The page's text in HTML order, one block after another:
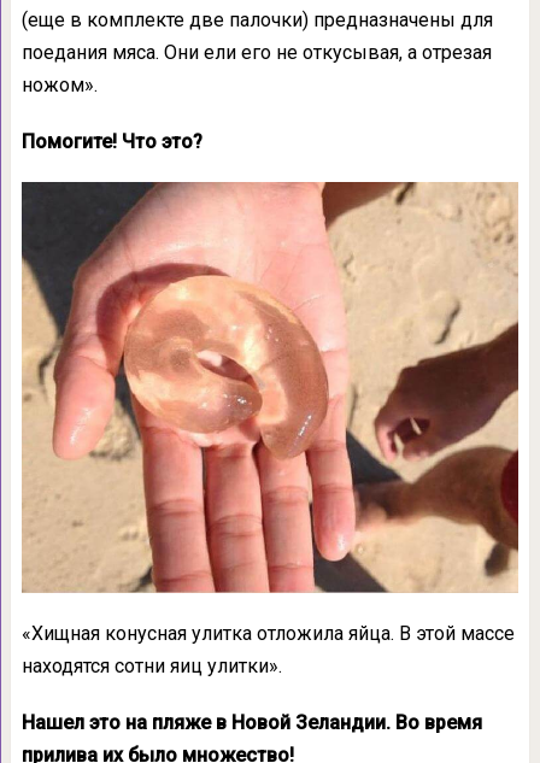
(еще в комплекте две палочки) предназначены для
поедания мяса. Они ели его не откусывая, а отрезая
ножом».
Помогите! Что это?
«Хищная конусная улитка отложила яйца. В этой массе
находятся сотни яиц улитки».
Нашел это на пляже в Новой Зеландии. Во время
прилива их было множество!